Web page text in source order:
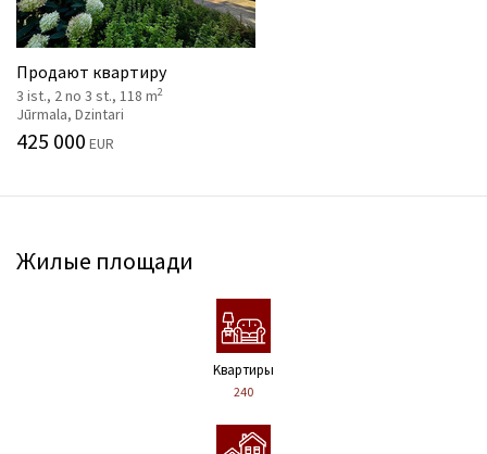
Продают квартиру
3 ist., 2 no 3 st., 118 m2
Jūrmala, Dzintari
425 000 EUR
Жилые площади
Kвартиры
240